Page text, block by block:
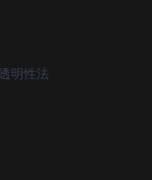
明性法